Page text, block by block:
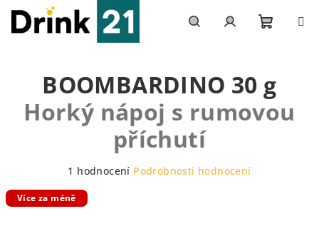
obsah
košík
BOOMBARDINO 30 g
Horký nápoj s rumovou
příchutí
Průměrné
produktu
1 hodnocení Podrobnosti hodnocení
Více za méně